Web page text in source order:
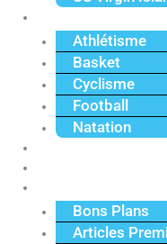
Athlétisme
Basket
Cyclisme
Football
Natation
Bons Plans
Articles